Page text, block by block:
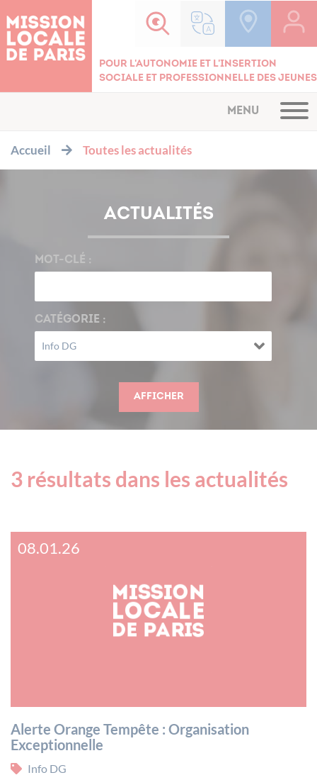
Pour l'autonomie et l'insertion
sociale et professionnelle des jeunes
MENU
Accueil Toutes les actualités
ACTUALITÉS
MOT-CLÉ :
CATÉGORIE :
Afficher
3 résultats dans les actualités
08.01.26
Alerte Orange Tempête : Organisation
Exceptionnelle
Info DG